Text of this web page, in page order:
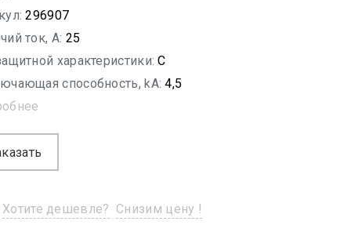
296907
ток, A: 25
характеристики: C
способность, kA: 4,5
Хотите дешевле? Снизим цену !